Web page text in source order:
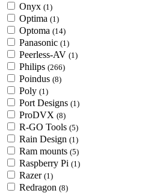
Onyx (1)
Optima (1)
Optoma (14)
Panasonic (1)
Peerless-AV (1)
Philips (266)
Poindus (8)
Poly (1)
Port Designs (1)
ProDVX (8)
R-GO Tools (5)
Rain Design (1)
Ram mounts (5)
Raspberry Pi (1)
Razer (1)
Redragon (8)